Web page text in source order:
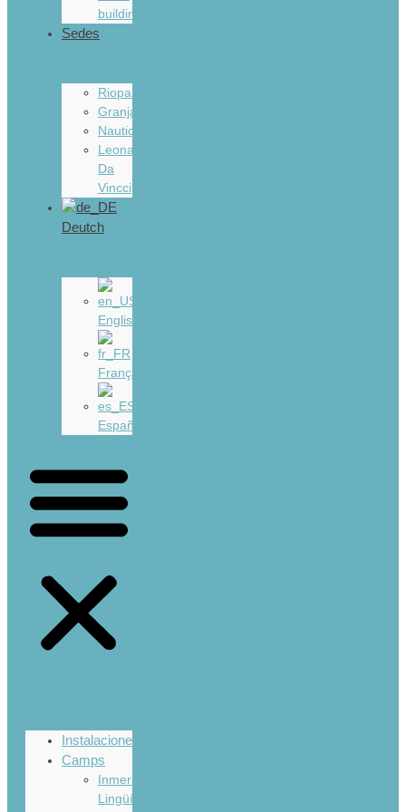
buildings
Sedes
Riopar
Granjapark
Nauticcamp
Leonardo
Da
Vincci
Deutch
English
Français
Español
Instalaciones
Camps
Inmersión
Lingüística